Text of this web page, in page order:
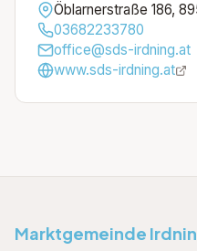
Öblarnerstraße 186,
03682233780
office@sds-irdning.at
www.sds-irdning.at
Marktgemeinde